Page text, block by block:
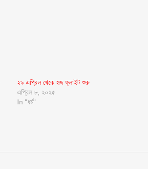
২৯ এপ্রিল থেকে হজ ফ্লাইট শুরু
এপ্রিল ৮, ২০২৫
In "ধর্ম"